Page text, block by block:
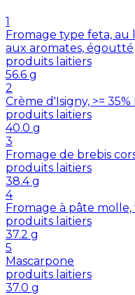
1
Fromage type feta, au
aux aromates, égoutté
produits laitiers
56.6 g
2
Crème d'Isigny, >= 35%
produits laitiers
40.0 g
3
Fromage de brebis
produits laitiers
38.4 g
4
Fromage à pâte
produits laitiers
37.2 g
5
Mascarpone
produits laitiers
37.0 g